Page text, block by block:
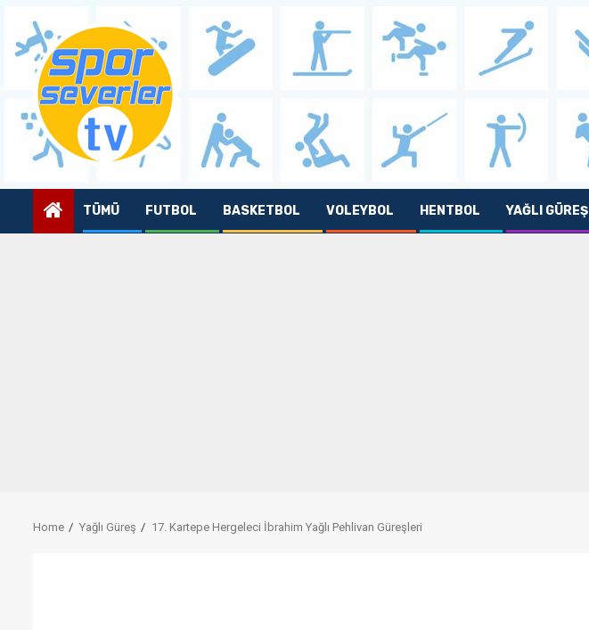
content
TÜMÜ FUTBOL BASKETBOL VOLEYBOL HENTBOL YAĞLI GÜREŞ
Home Yağlı Güreş 17. Kartepe Hergeleci İbrahim Yağlı Pehlivan Güreşleri